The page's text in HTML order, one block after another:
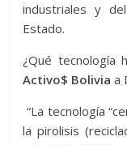
industriales y
Estado.
¿Qué tecnología
Activo$ Bolivia a
“La tecnología
la pirolisis